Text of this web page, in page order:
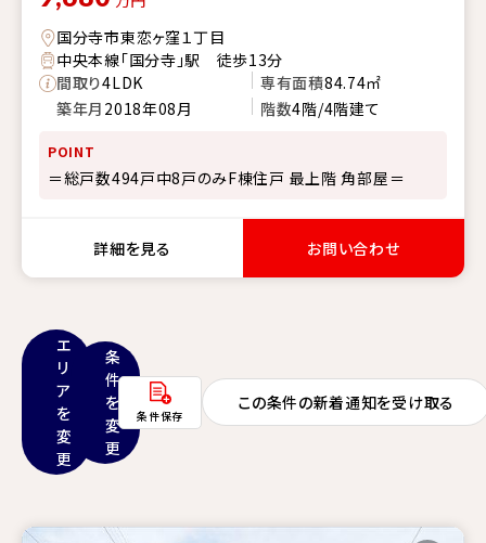
国分寺市東恋ヶ窪１丁目
中央本線「国分寺」駅 徒歩13分
間取り4LDK 専有面積84.74㎡
築年月 2018年08月 階数4階/4階建て
POINT
＝総戸数494戸中8戸のみF棟住戸 最上階 角部屋＝
詳細を見る お問い合わせ
エ
リ
ア
を
変
更
条
件
を
変
更
条件保存
この条件の新着通知を受け取る